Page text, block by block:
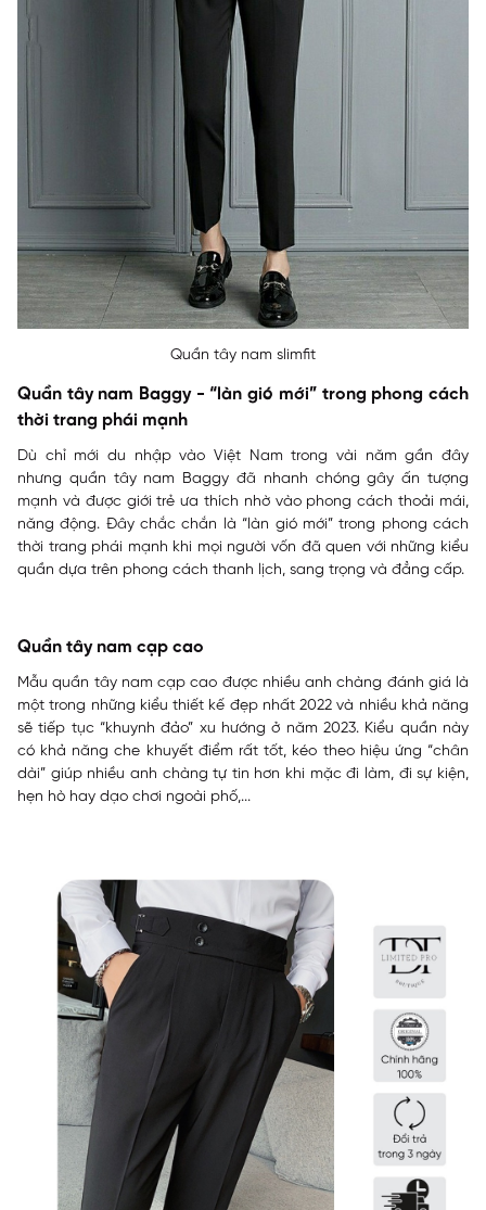
Quần tây nam slimfit
Quần tây nam Baggy - “làn gió mới” trong phong cách
thời trang phái mạnh
Dù chỉ mới du nhập vào Việt Nam trong vài năm gần đây
nhưng quần tây nam Baggy đã nhanh chóng gây ấn tượng
mạnh và được giới trẻ ưa thích nhờ vào phong cách thoải mái,
năng động. Đây chắc chắn là “làn gió mới” trong phong cách
thời trang phái mạnh khi mọi người vốn đã quen với những kiểu
quần dựa trên phong cách thanh lịch, sang trọng và đẳng cấp.
Quần tây nam cạp cao
Mẫu quần tây nam cạp cao được nhiều anh chàng đánh giá là
một trong những kiểu thiết kế đẹp nhất 2022 và nhiều khả năng
sẽ tiếp tục “khuynh đảo” xu hướng ở năm 2023. Kiểu quần này
có khả năng che khuyết điểm rất tốt, kéo theo hiệu ứng “chân
dài” giúp nhiều anh chàng tự tin hơn khi mặc đi làm, đi sự kiện,
hẹn hò hay dạo chơi ngoài phố,...